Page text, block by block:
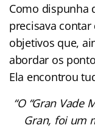
Como dispunha
precisava
objetivos que,
abordar os
Ela encontrou
“O “Gran Vade
Gran, foi um